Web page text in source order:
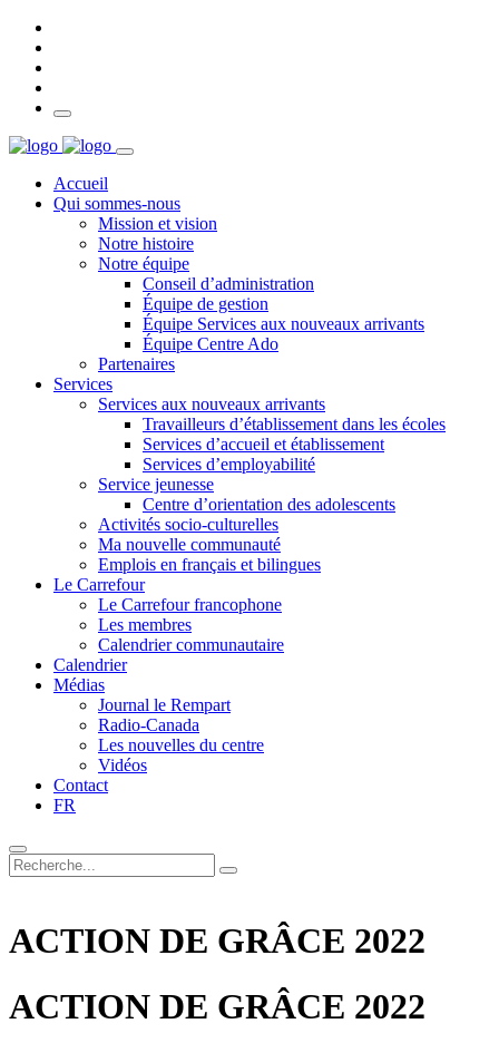
Accueil
Qui sommes-nous
Mission et vision
Notre histoire
Notre équipe
Conseil d’administration
Équipe de gestion
Équipe Services aux nouveaux arrivants
Équipe Centre Ado
Partenaires
Services
Services aux nouveaux arrivants
Travailleurs d’établissement dans les écoles
Services d’accueil et établissement
Services d’employabilité
Service jeunesse
Centre d’orientation des adolescents
Activités socio-culturelles
Ma nouvelle communauté
Emplois en français et bilingues
Le Carrefour
Le Carrefour francophone
Les membres
Calendrier communautaire
Calendrier
Médias
Journal le Rempart
Radio-Canada
Les nouvelles du centre
Vidéos
Contact
FR
ACTION DE GRÂCE 2022
ACTION DE GRÂCE 2022